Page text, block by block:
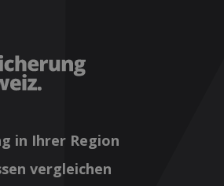
in Ihrer Region
vergleichen